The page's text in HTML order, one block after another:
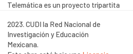
Telemática es un proyecto tripartita
2023. CUDI la Red Nacional de
Investigación y Educación
Mexicana.